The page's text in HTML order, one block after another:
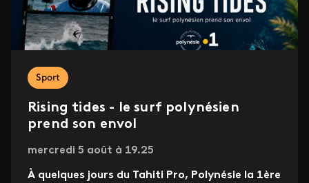
Sport
Rising tides - le surf polynésien
prend son envol
mercredi 5 août à 19.25
À quelques jours du Tahiti Pro, Polynésie la 1ère